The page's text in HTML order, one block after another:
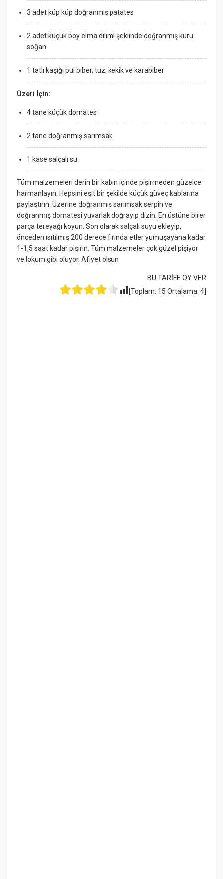
3 adet küp küp doğranmış patates
2 adet küçük boy elma dilimi şeklinde doğranmış kuru
soğan
1 tatlı kaşığı pul biber, tuz, kekik ve karabiber
Üzeri İçin:
4 tane küçük domates
2 tane doğranmış sarımsak
1 kase salçalı su
Tüm malzemeleri derin bir kabın içinde pişirmeden güzelce
harmanlayın. Hepsini eşit bir şekilde küçük güveç kablarına
paylaştırın. Üzerine doğranmış sarımsak serpin ve
doğranmış domatesi yuvarlak doğrayıp dizin. En üstüne birer
parça tereyağı koyun. Son olarak salçalı suyu ekleyip,
önceden ısıtılmış 200 derece fırında etler yumuşayana kadar
1-1,5 saat kadar pişirin. Tüm malzemeler çok güzel pişiyor
ve lokum gibi oluyor. Afiyet olsun
BU TARİFE OY VER
[Toplam: 15 Ortalama: 4]